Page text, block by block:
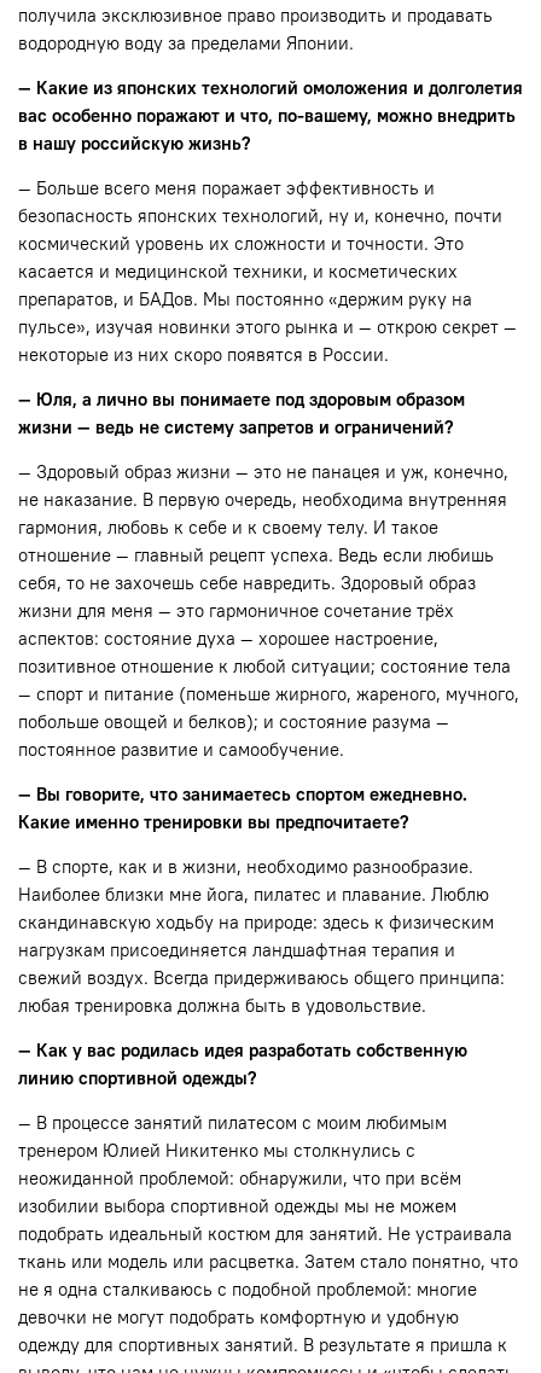
получила эксклюзивное право производить и продавать
водородную воду за пределами Японии.
— Какие из японских технологий омоложения и долголетия
вас особенно поражают и что, по-вашему, можно внедрить
в нашу российскую жизнь?
— Больше всего меня поражает эффективность и
безопасность японских технологий, ну и, конечно, почти
космический уровень их сложности и точности. Это
касается и медицинской техники, и косметических
препаратов, и БАДов. Мы постоянно «держим руку на
пульсе», изучая новинки этого рынка и — открою секрет —
некоторые из них скоро появятся в России.
— Юля, а лично вы понимаете под здоровым образом
жизни — ведь не систему запретов и ограничений?
— Здоровый образ жизни — это не панацея и уж, конечно,
не наказание. В первую очередь, необходима внутренняя
гармония, любовь к себе и к своему телу. И такое
отношение — главный рецепт успеха. Ведь если любишь
себя, то не захочешь себе навредить. Здоровый образ
жизни для меня — это гармоничное сочетание трёх
аспектов: состояние духа — хорошее настроение,
позитивное отношение к любой ситуации; состояние тела
— спорт и питание (поменьше жирного, жареного, мучного,
побольше овощей и белков); и состояние разума —
постоянное развитие и самообучение.
— Вы говорите, что занимаетесь спортом ежедневно.
Какие именно тренировки вы предпочитаете?
— В спорте, как и в жизни, необходимо разнообразие.
Наиболее близки мне йога, пилатес и плавание. Люблю
скандинавскую ходьбу на природе: здесь к физическим
нагрузкам присоединяется ландшафтная терапия и
свежий воздух. Всегда придерживаюсь общего принципа:
любая тренировка должна быть в удовольствие.
— Как у вас родилась идея разработать собственную
линию спортивной одежды?
— В процессе занятий пилатесом с моим любимым
тренером Юлией Никитенко мы столкнулись с
неожиданной проблемой: обнаружили, что при всём
изобилии выбора спортивной одежды мы не можем
подобрать идеальный костюм для занятий. Не устраивала
ткань или модель или расцветка. Затем стало понятно, что
не я одна сталкиваюсь с подобной проблемой: многие
девочки не могут подобрать комфортную и удобную
одежду для спортивных занятий. В результате я пришла к